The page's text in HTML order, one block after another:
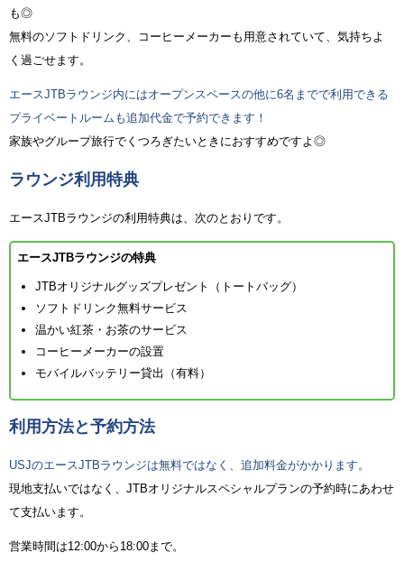
も◎
無料のソフトドリンク、コーヒーメーカーも用意されていて、気持ちよ
く過ごせます。
エースJTBラウンジ内にはオープンスペースの他に6名までで利用できる
プライベートルームも追加代金で予約できます！
家族やグループ旅行でくつろぎたいときにおすすめですよ◎
ラウンジ利用特典
エースJTBラウンジの利用特典は、次のとおりです。
エースJTBラウンジの特典
JTBオリジナルグッズプレゼント（トートバッグ）
ソフトドリンク無料サービス
温かい紅茶・お茶のサービス
コーヒーメーカーの設置
モバイルバッテリー貸出（有料）
利用方法と予約方法
USJのエースJTBラウンジは無料ではなく、追加料金がかかります。
現地支払いではなく、JTBオリジナルスペシャルプランの予約時にあわせ
て支払います。
営業時間は12:00から18:00まで。